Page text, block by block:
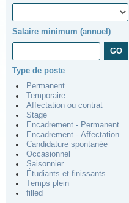
Salaire minimum (annuel)
Type de poste
Permanent
Temporaire
Affectation ou contrat
Stage
Encadrement - Permanent
Encadrement - Affectation
Candidature spontanée
Occasionnel
Saisonnier
Étudiants et finissants
Temps plein
filled